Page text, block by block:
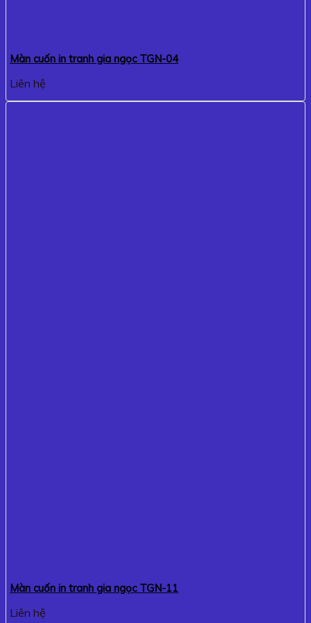
Màn cuốn in tranh gia ngọc TGN-04
Liên hệ
Màn cuốn in tranh gia ngọc TGN-11
Liên hệ